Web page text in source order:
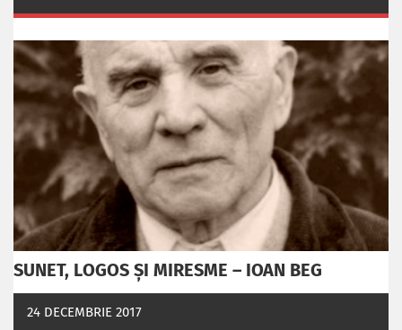
SUNET, LOGOS ȘI MIRESME – IOAN BEG
24 DECEMBRIE 2017